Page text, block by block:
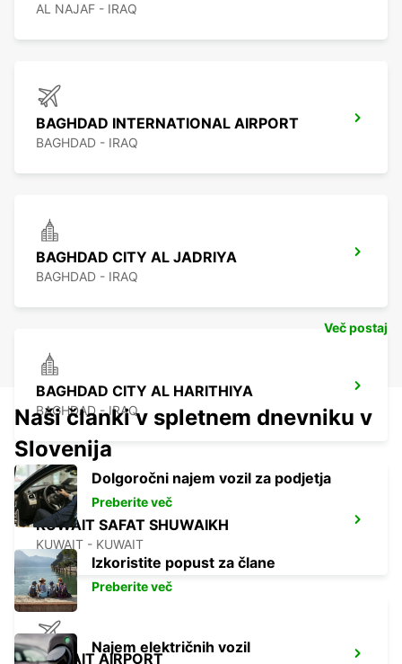
AL NAJAF - IRAQ
BAGHDAD INTERNATIONAL AIRPORT
BAGHDAD - IRAQ
BAGHDAD CITY AL JADRIYA
BAGHDAD - IRAQ
BAGHDAD CITY AL HARITHIYA
BAGHDAD - IRAQ
KUWAIT SAFAT SHUWAIKH
KUWAIT - KUWAIT
KUWAIT AIRPORT
Več postaj
Naši članki v spletnem dnevniku v
Slovenija
Dolgoročni najem vozil za podjetja
Preberite več
Izkoristite popust za člane
Preberite več
Najem električnih vozil